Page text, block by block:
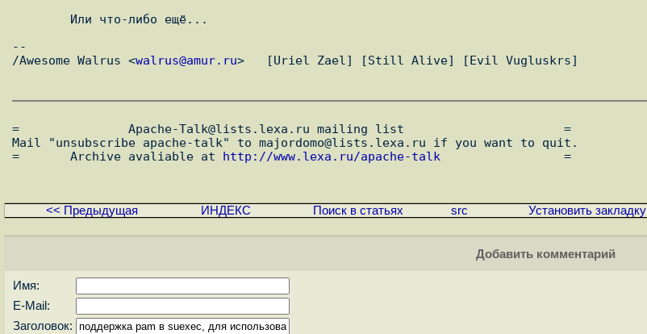
--
/Awesome Walrus <walrus@amur.ru>   [Uriel Zael] [Still Alive] [Evil Vugluskrs]
=               Apache-Talk@lists.lexa.ru mailing list                      =
Mail "unsubscribe apache-talk" to majordomo@lists.lexa.ru if you want to quit.
=       Archive avaliable at http://www.lexa.ru/apache-talk
                 =
<< Предыдущая ИНДЕКС Поиск в статьях src Установить закладку
Добавить комментарий
Имя:
E-Mail:
Заголовок: